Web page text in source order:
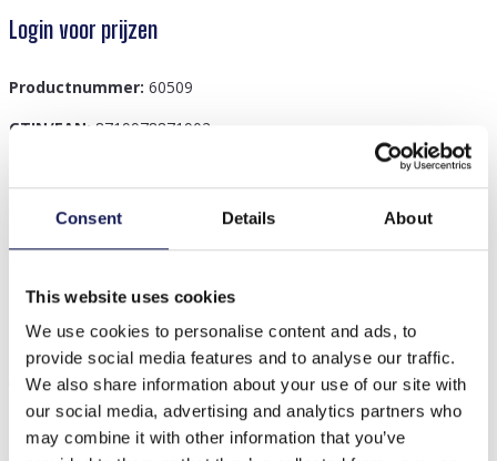
Consent Details About
This website uses cookies
We use cookies to personalise content and ads, to
provide social media features and to analyse our traffic.
We also share information about your use of our site with
our social media, advertising and analytics partners who
may combine it with other information that you’ve
Login voor prijzen
Productnummer: 60509
GTIN/EAN: 8719978871902
Beschrijving
G-D20.3 E221-498 No. 5 S. Steel Glassbead Earrings
Anderen kochten ook